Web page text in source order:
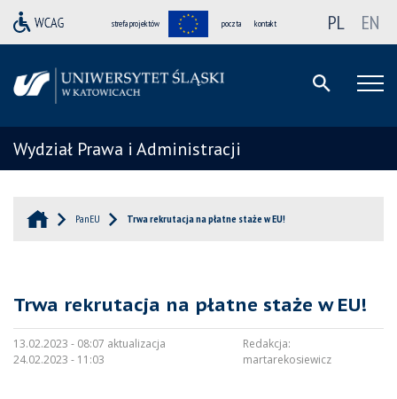
strefa projektów poczta kontakt PL EN
Wydział Prawa i Administracji
PanEU Trwa rekrutacja na płatne staże w EU!
Trwa rekrutacja na płatne staże w EU!
13.02.2023 - 08:07 aktualizacja
24.02.2023 - 11:03
Redakcja:
martarekosiewicz